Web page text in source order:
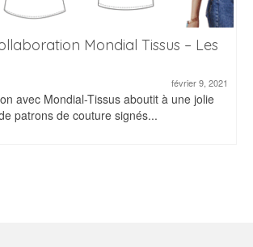
Mondial Tissus – Les
février 9, 2021
avec Mondial-Tissus aboutit à une jolie
patrons de couture signés...